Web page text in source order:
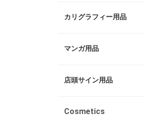
カリグラフィー用品
マンガ用品
店頭サイン用品
Cosmetics